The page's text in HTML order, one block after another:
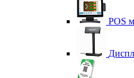
POS